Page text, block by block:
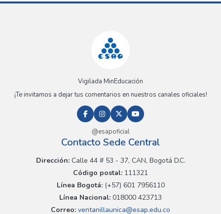
Vigilada MinEducación
¡Te invitamos a dejar tus comentarios en nuestros canales oficiales!
@esapoficial
Contacto Sede Central
Dirección:Calle 44 # 53 - 37, CAN, Bogotá D.C.
Código postal: 111321
Línea Bogotá:(+57) 601 7956110
Línea Nacional: 018000 423713
Correo: ventanillaunica@esap.edu.co